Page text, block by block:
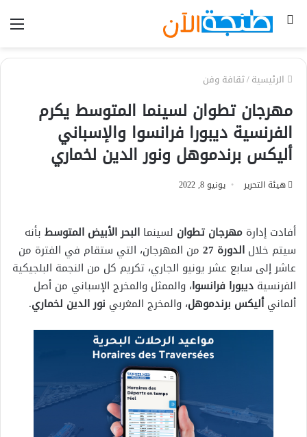
بحث
الرئيسية/ثقافة وفن
مهرجان تطوان لسينما المتوسط يكرم
الفرنسية ديبورا فرانسوا والإسباني
أليكس برندموهل ونور الدين لخماري
هيئة التحرير يونيو 8, 2022
أفادت إدارة مهرجان تطوان لسينما البحر الأبيض المتوسط بأنه
سيتم خلال الدورة 27
من المهرجان، التي ستقام في الفترة من
عاشر إلى سابع عشر يونيو الجاري، تكريم كل من النجمة البلجيكية
الفرنسية ديبورا فرانسوا، والممثل والمخرج الإسباني من أصل
ألمانيأليكس برندموهل، والمخرج المغربي نور الدين لخماري.